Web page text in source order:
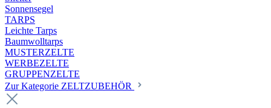
Sonnensegel
TARPS
Leichte Tarps
Baumwolltarps
MUSTERZELTE
WERBEZELTE
GRUPPENZELTE
Zur Kategorie ZELTZUBEHÖR